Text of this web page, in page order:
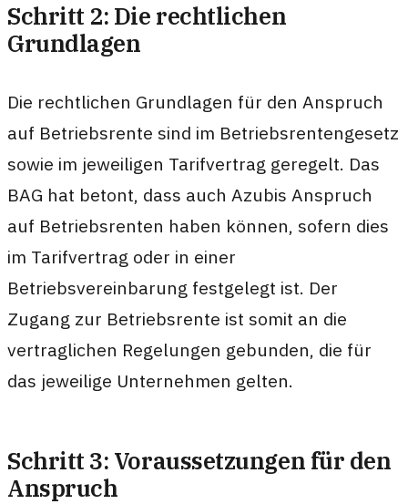
Schritt 2: Die rechtlichen
Grundlagen
Die rechtlichen Grundlagen für den Anspruch
auf Betriebsrente sind im Betriebsrentengesetz
sowie im jeweiligen Tarifvertrag geregelt. Das
BAG hat betont, dass auch Azubis Anspruch
auf Betriebsrenten haben können, sofern dies
im Tarifvertrag oder in einer
Betriebsvereinbarung festgelegt ist. Der
Zugang zur Betriebsrente ist somit an die
vertraglichen Regelungen gebunden, die für
das jeweilige Unternehmen gelten.
Schritt 3: Voraussetzungen für den
Anspruch